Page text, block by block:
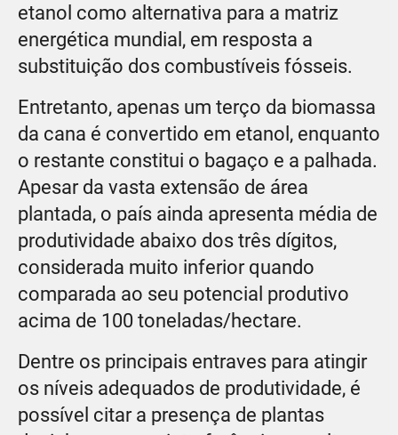
etanol como alternativa para a matriz
energética mundial, em resposta a
substituição dos combustíveis fósseis.
Entretanto, apenas um terço da biomassa
da cana é convertido em etanol, enquanto
o restante constitui o bagaço e a palhada.
Apesar da vasta extensão de área
plantada, o país ainda apresenta média de
produtividade abaixo dos três dígitos,
considerada muito inferior quando
comparada ao seu potencial produtivo
acima de 100 toneladas/hectare.
Dentre os principais entraves para atingir
os níveis adequados de produtividade, é
possível citar a presença de plantas